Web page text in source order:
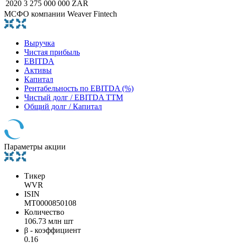
2020 3 275 000 000 ZAR
МСФО компании Weaver Fintech
Выручка
Чистая прибыль
EBITDA
Активы
Капитал
Рентабельность по EBITDA (%)
Чистый долг / EBITDA TTM
Общий долг / Капитал
Параметры акции
Тикер
WVR
ISIN
MT0000850108
Количество
106.73 млн шт
β - коэффициент
0.16